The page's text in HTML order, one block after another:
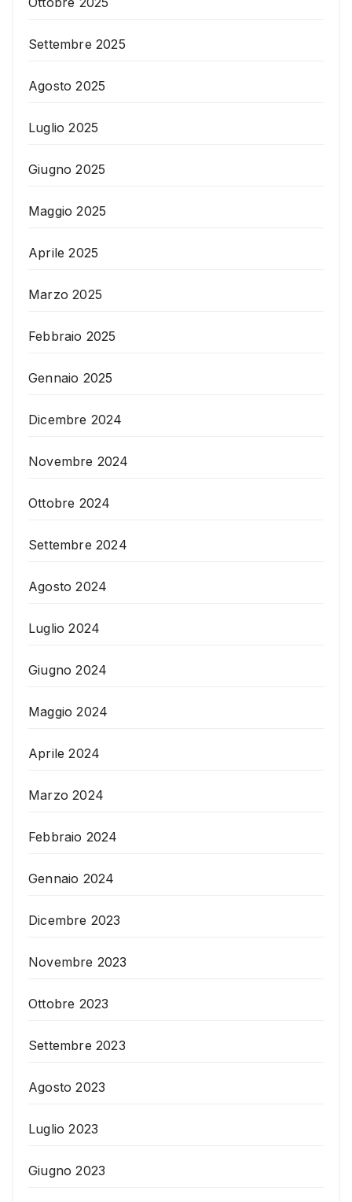
Settembre 2025
Agosto 2025
Luglio 2025
Giugno 2025
Maggio 2025
Aprile 2025
Marzo 2025
Febbraio 2025
Gennaio 2025
Dicembre 2024
Novembre 2024
Ottobre 2024
Settembre 2024
Agosto 2024
Luglio 2024
Giugno 2024
Maggio 2024
Aprile 2024
Marzo 2024
Febbraio 2024
Gennaio 2024
Dicembre 2023
Novembre 2023
Ottobre 2023
Settembre 2023
Agosto 2023
Luglio 2023
Giugno 2023